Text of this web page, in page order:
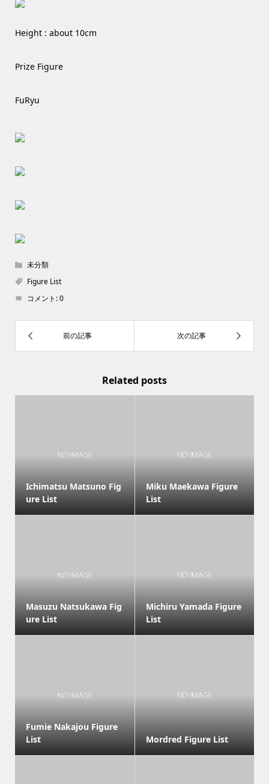
Height : about 10cm
Prize Figure
FuRyu
未分類
Figure List
コメント:0
Related posts
Ichimatsu Matsuno Fig
ure List
Miku Maekawa Figure
List
Masuzu Natsukawa Fig
ure List
Michiru Yamada Figure
List
Fumie Nakajou Figure
List
Mordred Figure List